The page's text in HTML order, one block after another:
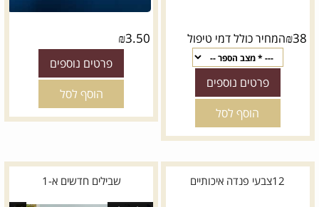
₪38 המחיר כולל דמי טיפול
פרטים נוספים
הוסף לסל
₪3.50
פרטים נוספים
הוסף לסל
12צבעי פנדה איכותיים שבילים חדשים א-1